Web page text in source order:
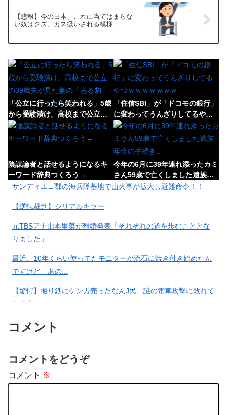
【悲報】今の日本、これに当てはまらな
い奴はクズ、カス扱いされる模様
「公立に行ったら笑われる」5歳
から受験漬け。高校まで公立の
39歳夫が見た妻の「ある豹変」
とは【専門家助言】
「住信SBI」が「ドコモの銀行」
に変わってうんざりしてるやつ
ｗｗｗｗｗｗｗ
陰謀論者と話せるようになるキ
ーワード辞典つくろう→
今年の6月に39年連れ添ったカミ
さん59歳で亡くしました遺族年
金の手続き…
【有能】政府「トラックはサー
ビスエリア利用有料化すればサ
ね？」
「高卒、大卒、院卒とか関係無
専門家「日本車はダサい、見て
て恥ずかしい」
原宿駅でベビーカーにぶつかり
男に遭遇その後、原宿から乗っ
通に走ってるｗｗｗｗｗｗｗｗ
サンディエゴ郡の海兵隊基地で山火事が拡大し避難命令！！
【逆転裁判】シリアルキラー
元TBSアナ山本里菜が離婚発表「それぞれの道を歩むこととな
りました」
最近、10年くらい使ってたモニターが流石に焼き付き始めたん
ですけど、あの...
【驚愕】撮り鉄にケンカ売ったなんJ民、謎の電車攻撃に敗れて
しまうwww
コメント
コメントをどうぞ
コメント ※